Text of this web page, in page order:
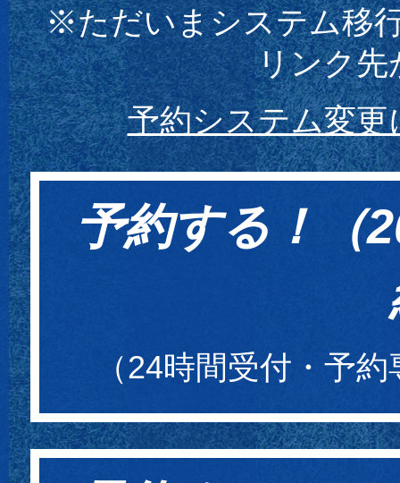
※ただいまシステム移
リンク先
予約システム変
予約する！（
（24時間受付・予